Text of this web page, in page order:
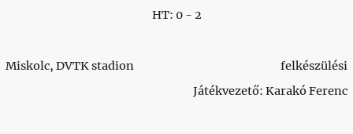
HT: 0 - 2
Miskolc, DVTK stadion
felkészülési
Játékvezető: Karakó Ferenc